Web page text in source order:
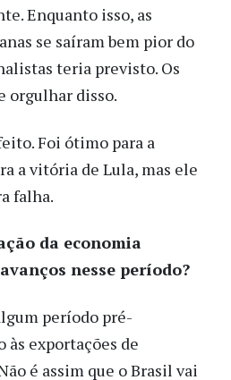
Enquanto isso, as
se saíram bem pior do
teria previsto. Os
orgulhar disso.
Foi ótimo para a
a vitória de Lula, mas ele
falha.
da economia
nesse período?
período pré-
às exportações de
é assim que o Brasil vai